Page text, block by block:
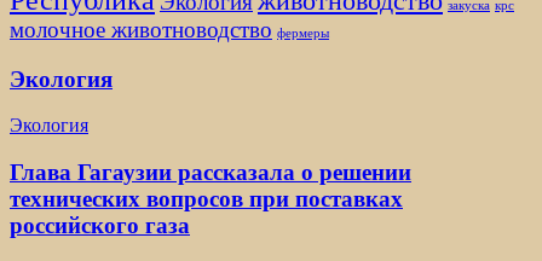
закуска крс
молочное животноводство фермеры
Экология
Экология
Глава Гагаузии рассказала о решении
технических вопросов при поставках
российского газа